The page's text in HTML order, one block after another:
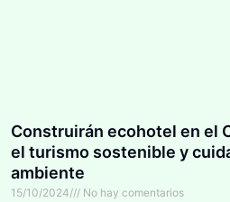
Construirán ecohotel en el
el turismo sostenible y
ambiente
15/10/2024 No hay comentarios